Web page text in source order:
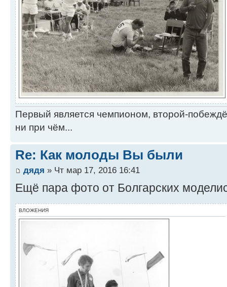
Первый является чемпионом, второй-
ни при чём...
Re: Как молоды Вы были
дядя » Чт мар 17, 2016 16:41
Ещё пара фото от Болгарских
ВЛОЖЕНИЯ